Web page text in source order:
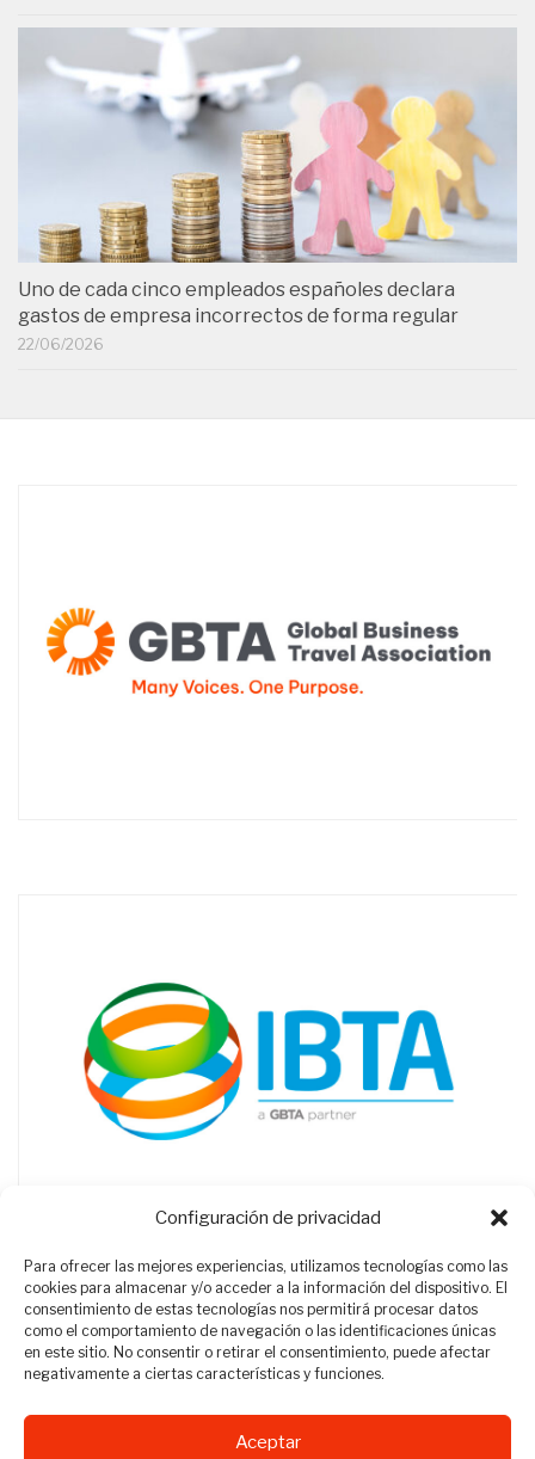
Configuración de privacidad
Para ofrecer las mejores experiencias, utilizamos tecnologías como las
cookies para almacenar y/o acceder a la información del dispositivo. El
consentimiento de estas tecnologías nos permitirá procesar datos
como el comportamiento de navegación o las identificaciones únicas
en este sitio. No consentir o retirar el consentimiento, puede afectar
negativamente a ciertas características y funciones.
Aceptar
Uno de cada cinco empleados españoles declara
gastos de empresa incorrectos de forma regular
22/06/2026